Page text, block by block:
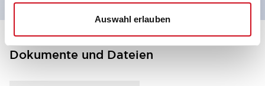
Auswahl erlauben
Dokumente und Dateien